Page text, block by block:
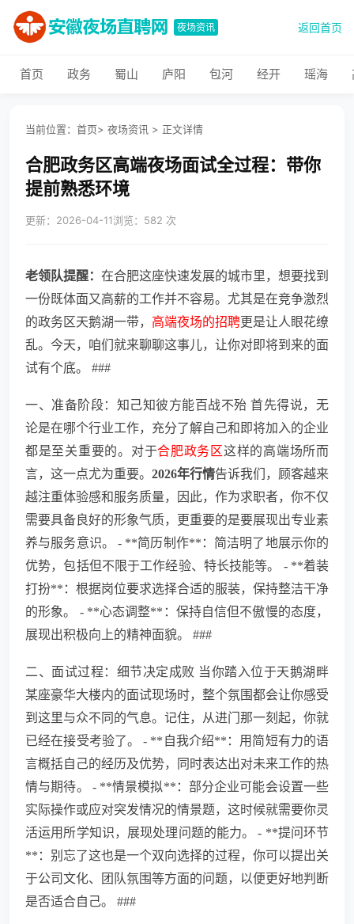
夜场资讯 返回首页
首页 政务 蜀山 庐阳 包河 经开 瑶海
当前位置： 首页> 夜场资讯 > 正文详情
合肥政务区高端夜场面试全过程：带你
提前熟悉环境
更新：2026-04-11浏览：582 次
老领队提醒： 在合肥这座快速发展的城市里，想要找到
一份既体面又高薪的工作并不容易。尤其是在竞争激烈
的政务区天鹅湖一带， 高端夜场的招聘更是让人眼花缭
乱。今天，咱们就来聊聊这事儿，让你对即将到来的面
试有个底。 ###
一、准备阶段：知己知彼方能百战不殆 首先得说，无
论是在哪个行业工作，充分了解自己和即将加入的企业
都是至关重要的。对于合肥政务区这样的高端场所而
言，这一点尤为重要。 2026年行情告诉我们，顾客越来
越注重体验感和服务质量，因此，作为求职者，你不仅
需要具备良好的形象气质，更重要的是要展现出专业素
养与服务意识。 - **简历制作**：简洁明了地展示你的
优势，包括但不限于工作经验、特长技能等。 - **着装
打扮**：根据岗位要求选择合适的服装，保持整洁干净
的形象。 - **心态调整**：保持自信但不傲慢的态度，
展现出积极向上的精神面貌。 ###
二、面试过程：细节决定成败 当你踏入位于天鹅湖畔
某座豪华大楼内的面试现场时，整个氛围都会让你感受
到这里与众不同的气息。记住，从进门那一刻起，你就
已经在接受考验了。 - **自我介绍**：用简短有力的语
言概括自己的经历及优势，同时表达出对未来工作的热
情与期待。 - **情景模拟**：部分企业可能会设置一些
实际操作或应对突发情况的情景题，这时候就需要你灵
活运用所学知识，展现处理问题的能力。 - **提问环节
**：别忘了这也是一个双向选择的过程，你可以提出关
于公司文化、团队氛围等方面的问题，以便更好地判断
是否适合自己。 ###